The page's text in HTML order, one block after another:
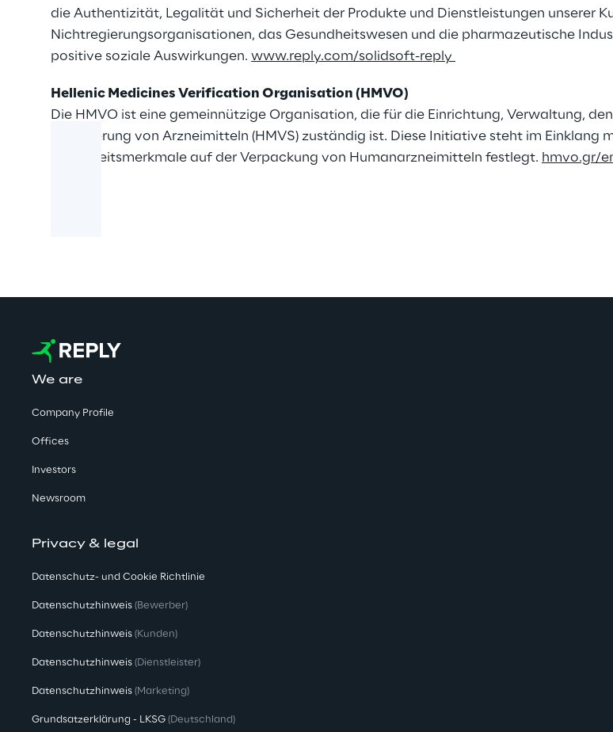
die Authentizität, Legalität und Sicherheit der Produkte und Dienstleistungen unserer
Nichtregierungsorganisationen, das Gesundheitswesen und die pharmazeutische
positive soziale Auswirkungen. www.reply.com/solidsoft-reply
Hellenic Medicines Verification Organisation (HMVO)
Die HMVO ist eine gemeinnützige Organisation, die für die Einrichtung, Verwaltung,
Verifizierung von Arzneimitteln (HMVS) zuständig ist. Diese Initiative steht im Einklang
Sicherheitsmerkmale auf der Verpackung von Humanarzneimitteln festlegt. hmvo.gr/
We are
Company Profile
Offices
Investors
Newsroom
Privacy & legal
Datenschutz- und Cookie Richtlinie
Datenschutzhinweis (Bewerber)
Datenschutzhinweis (Kunden)
Datenschutzhinweis (Dienstleister)
Datenschutzhinweis (Marketing)
Grundsatzerklärung - LKSG (Deutschland)